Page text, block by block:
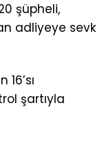
şüpheli,
adliyeye sevk
şartıyla